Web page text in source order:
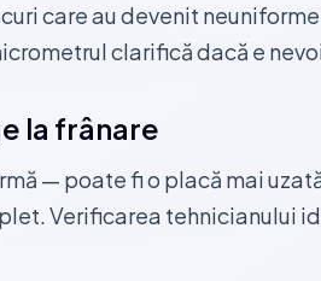
care au devenit
clarifică dacă e
la frânare
— poate fi o placă mai
Verificarea tehnicianului